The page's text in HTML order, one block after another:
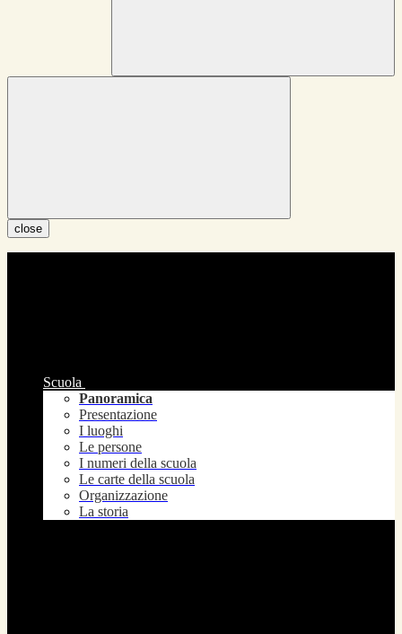
close
Scuola
Panoramica
Presentazione
I luoghi
Le persone
I numeri della scuola
Le carte della scuola
Organizzazione
La storia